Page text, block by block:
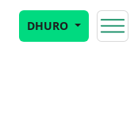
DHURO